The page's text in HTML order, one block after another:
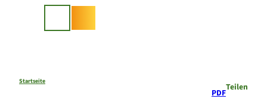
Startseite
PDF
Teilen